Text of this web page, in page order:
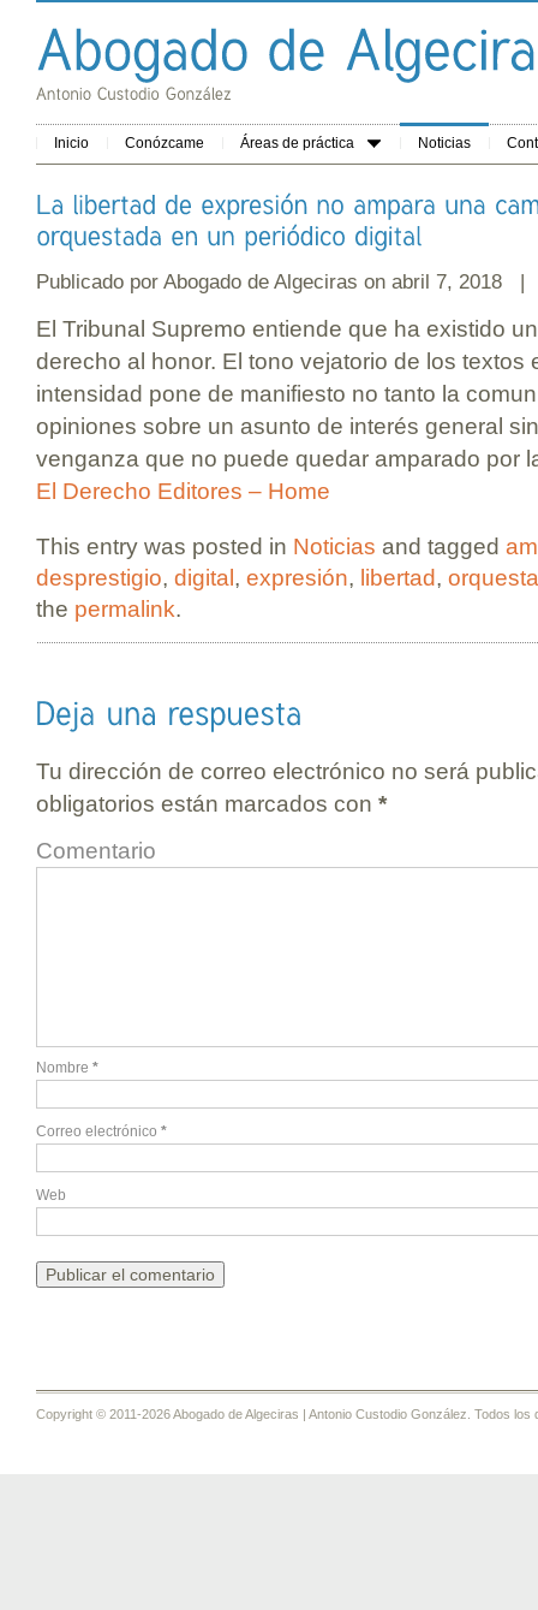
Inicio Conózcame Áreas de práctica Noticias
Publicado por Abogado de Algeciras on abril 7, 2018 |
El Tribunal Supremo entiende que ha existido
derecho al honor. El tono vejatorio de los textos
intensidad pone de manifiesto no tanto la
opiniones sobre un asunto de interés general
venganza que no puede quedar amparado por
El Derecho Editores – Home
This entry was posted in Noticias and tagged
desprestigio, digital , expresión, libertad,
the permalink.
Tu dirección de correo electrónico no será
obligatorios están marcados con *
Comentario
Nombre *
Correo electrónico *
Web
Copyright © 2011-2026 Abogado de Algeciras | Antonio Custodio González. Todos